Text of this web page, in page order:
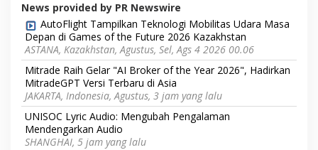
News provided by PR Newswire
AutoFlight Tampilkan Teknologi Mobilitas Udara Masa
Depan di Games of the Future 2026 Kazakhstan
ASTANA, Kazakhstan, Agustus, Sel, Ags 4 2026 00.06
Mitrade Raih Gelar "AI Broker of the Year 2026", Hadirkan
MitradeGPT Versi Terbaru di Asia
JAKARTA, Indonesia, Agustus, 3 jam yang lalu
UNISOC Lyric Audio: Mengubah Pengalaman
Mendengarkan Audio
SHANGHAI, 5 jam yang lalu